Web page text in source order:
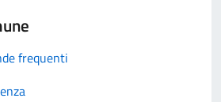
frequenti